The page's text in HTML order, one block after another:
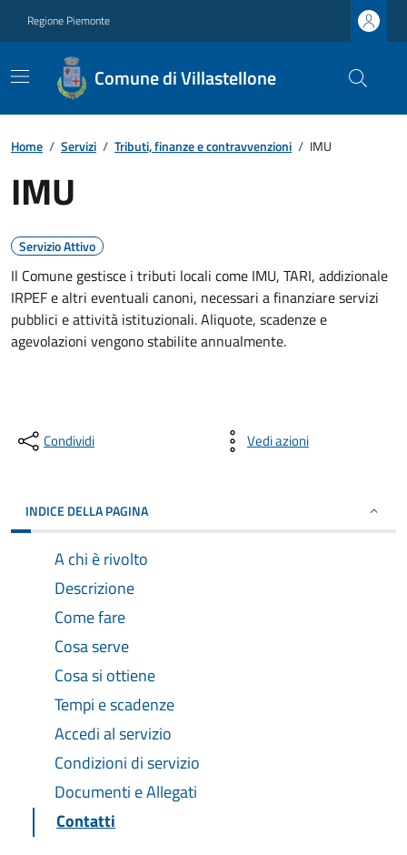
Regione Piemonte
Comune di Villastellone
Home / Servizi / Tributi, finanze e contravvenzioni / IMU
IMU
Servizio Attivo
Il Comune gestisce i tributi locali come IMU, TARI, addizionale
IRPEF e altri eventuali canoni, necessari a finanziare servizi
pubblici e attività istituzionali. Aliquote, scadenze e
agevolazioni vengono stabilite annualmente.
Condividi Vedi azioni
INDICE DELLA PAGINA
A chi è rivolto
Descrizione
Come fare
Cosa serve
Cosa si ottiene
Tempi e scadenze
Accedi al servizio
Condizioni di servizio
Documenti e Allegati
Contatti